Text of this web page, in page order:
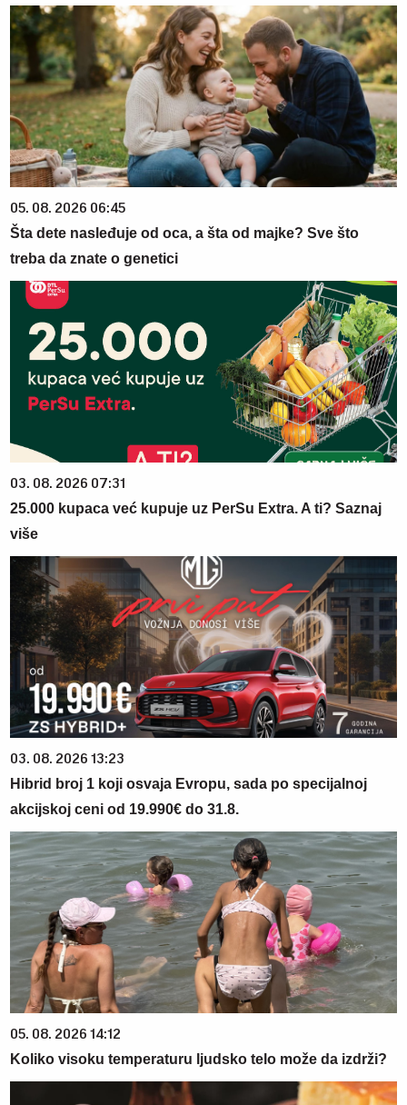
05. 08. 2026 06:45
Šta dete nasleđuje od oca, a šta od majke? Sve što
treba da znate o genetici
03. 08. 2026 07:31
25.000 kupaca već kupuje uz PerSu Extra. A ti? Saznaj
više
03. 08. 2026 13:23
Hibrid broj 1 koji osvaja Evropu, sada po specijalnoj
akcijskoj ceni od 19.990€ do 31.8.
05. 08. 2026 14:12
Koliko visoku temperaturu ljudsko telo može da izdrži?